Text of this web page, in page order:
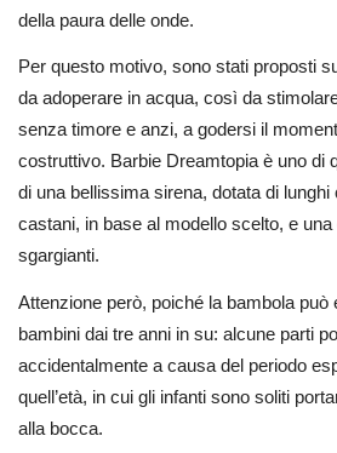
della paura delle onde.
Per questo motivo, sono stati proposti
da adoperare in acqua, così da
senza timore e anzi, a godersi il
costruttivo. Barbie Dreamtopia è uno di
di una bellissima sirena, dotata di lunghi
castani, in base al modello scelto, e
sgargianti.
Attenzione però, poiché la bambola può
bambini dai tre anni in su: alcune parti
accidentalmente a causa del periodo
quell’età, in cui gli infanti sono soliti
alla bocca.